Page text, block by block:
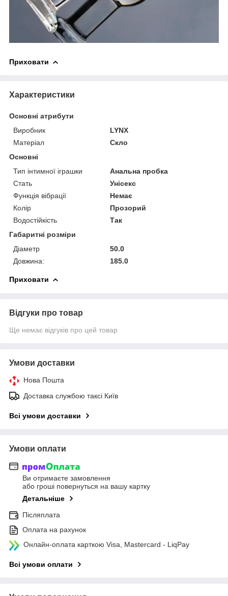
Приховати
Характеристики
Основні атрибути
Виробник
LYNX
Матеріал
Скло
Основні
Тип інтимної іграшки
Анальна пробка
Стать
Унісекс
Функція вібрації
Немає
Колір
Прозорий
Водостійкість
Так
Габаритні розміри
Діаметр
50.0
Довжина:
185.0
Приховати
Відгуки про товар
Ще немає відгуків про цей товар
Умови доставки
Нова Пошта
Доставка службою таксі Київ
Всі умови доставки
Умови оплати
Ви отримаєте замовлення
або гроші повернуться на вашу картку
Детальніше
Післяплата
Оплата на рахунок
Онлайн-оплата карткою Visa, Mastercard - LiqPay
Всі умови оплати